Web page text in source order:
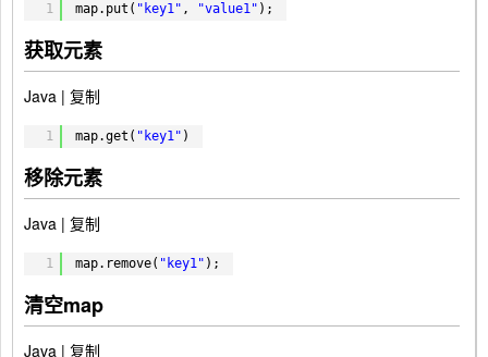
1 map.put( "key1" , "value1" );
获取元素
Java | 复制
1 map.get( "key1" )
移除元素
Java | 复制
1 map.remove( "key1" );
清空map
Java | 复制